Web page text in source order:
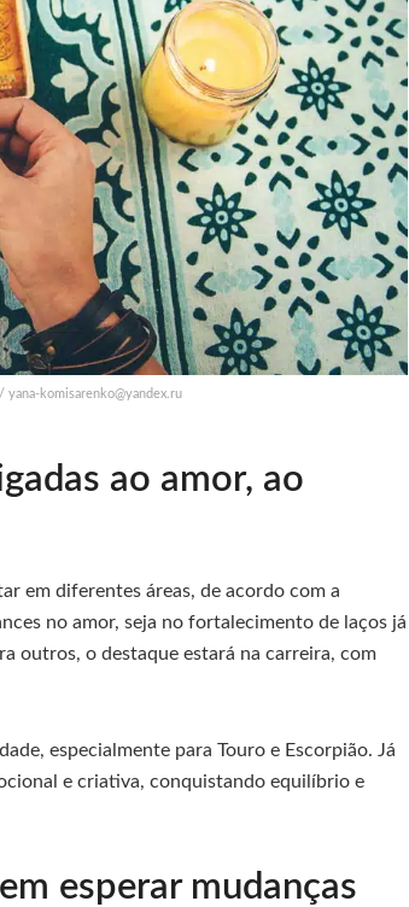
yana-komisarenko@yandex.ru
ao amor, ao
em diferentes áreas, de acordo com a
no amor, seja no fortalecimento de laços já
outros, o destaque estará na carreira, com
especialmente para Touro e Escorpião. Já
e criativa, conquistando equilíbrio e
esperar mudanças